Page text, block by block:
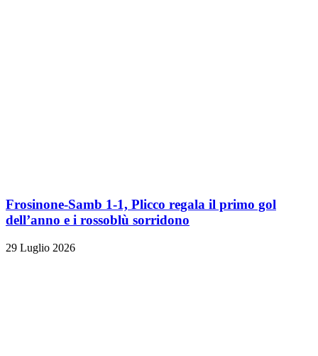
Frosinone-Samb 1-1, Plicco regala il primo gol
dell’anno e i rossoblù sorridono
29 Luglio 2026